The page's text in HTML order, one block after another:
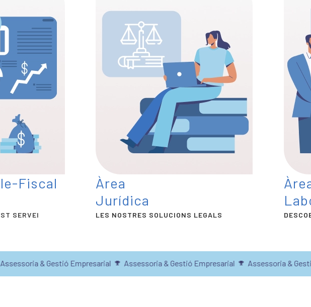
Fiscal
SERVEI
Àrea
Jurídica
LES NOSTRES SOLUCIONS LEGALS
& Gestió Empresarial Assessoria & Gestió Empresarial Assessoria & Gestió